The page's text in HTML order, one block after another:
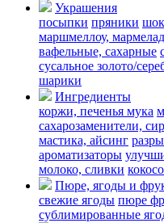
Украшения
посыпки пряники
маршмеллоу, мармелад
вафельные, сахарные
сусальное золото/
шарики
Ингредиенты
коржи, печенья мука
сахарозаменители,
мастика, айсинг
ароматизаторы
молоко, сливки
Пюре, ягоды и
свежие ягоды пюре
сублимированные